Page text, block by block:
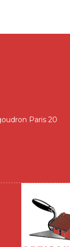
Paris 20